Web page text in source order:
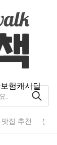
보험캐시딜
맛집 추천 분